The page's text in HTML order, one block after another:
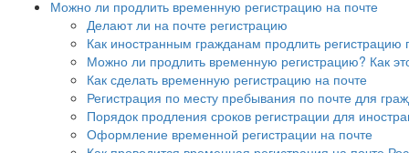
Можно ли продлить временную регистрацию на почте
Делают ли на почте регистрацию
Как иностранным гражданам продлить
Можно ли продлить временную регистрацию? Как
Как сделать временную регистрацию на почте
Регистрация по месту пребывания по почте для
Порядок продления сроков регистрации для
Оформление временной регистрации на почте